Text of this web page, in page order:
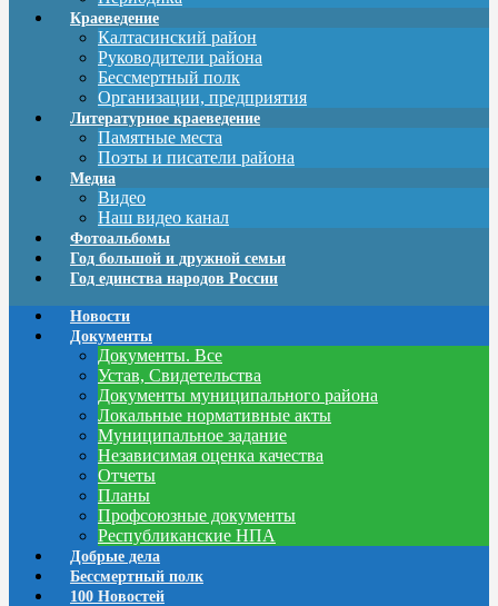
Краеведение
Калтасинский район
Руководители района
Бессмертный полк
Организации, предприятия
Литературное краеведение
Памятные места
Поэты и писатели района
Медиа
Видео
Наш видео канал
Фотоальбомы
Год большой и дружной семьи
Год единства народов России
Новости
Документы
Документы. Все
Устав, Свидетельства
Документы муниципального района
Локальные нормативные акты
Муниципальное задание
Независимая оценка качества
Отчеты
Планы
Профсоюзные документы
Республиканские НПА
Добрые дела
Бессмертный полк
100 Новостей